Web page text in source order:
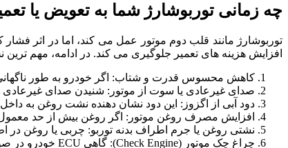
چه زمانی توربوشارژ شما به تعویض یا
توربوشارژ مانند قلب دوم موتور عمل می کند، اما در اثر
افزایش هزینه های تعمیر جلوگیری می کند. در ادامه، مهم
کاهش محسوس قدرت و شتاب: اگر خودرو به طور ناگهانی
صدای غیرعادی یا سوت از موتور: شنیدن صدای غیرعادی
دود آبی از اگزوز: این دود نشان دهنده نشت روغن به
افزایش مصرف روغن موتور: اگر روغن بیش از حد
نشتی روغن یا جرم اطراف بدنه توربو: چربی یا روغن در
چراغ چک موتور (Check Engine): گاهی ECU خودرو در صورت عملکرد نادرست توربو، این هشدار را فعال می کند.